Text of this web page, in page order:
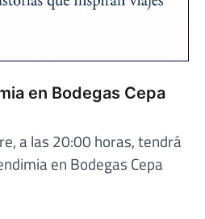
en Bodegas Cepa
a las 20:00 horas, tendrá
en Bodegas Cepa